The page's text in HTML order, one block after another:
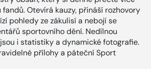
Otevírá kauzy, přináší rozhovory
pohledy ze zákulisí a nebojí se
sportovního dění. Nedílnou
i statistiky a dynamické fotografie.
přílohy a páteční Sport